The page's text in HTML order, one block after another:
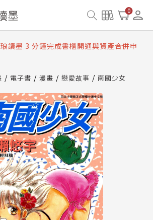
0
讀墨數位閱讀資產合併與書櫃開通申請
讀墨書櫃開通常見問題
琅讀墨 3 分鐘完成書櫃開通與資產合併申
琅讀墨數位閱讀資產合併與書櫃開通申請
電子書 漫畫 戀愛故事 南國少女